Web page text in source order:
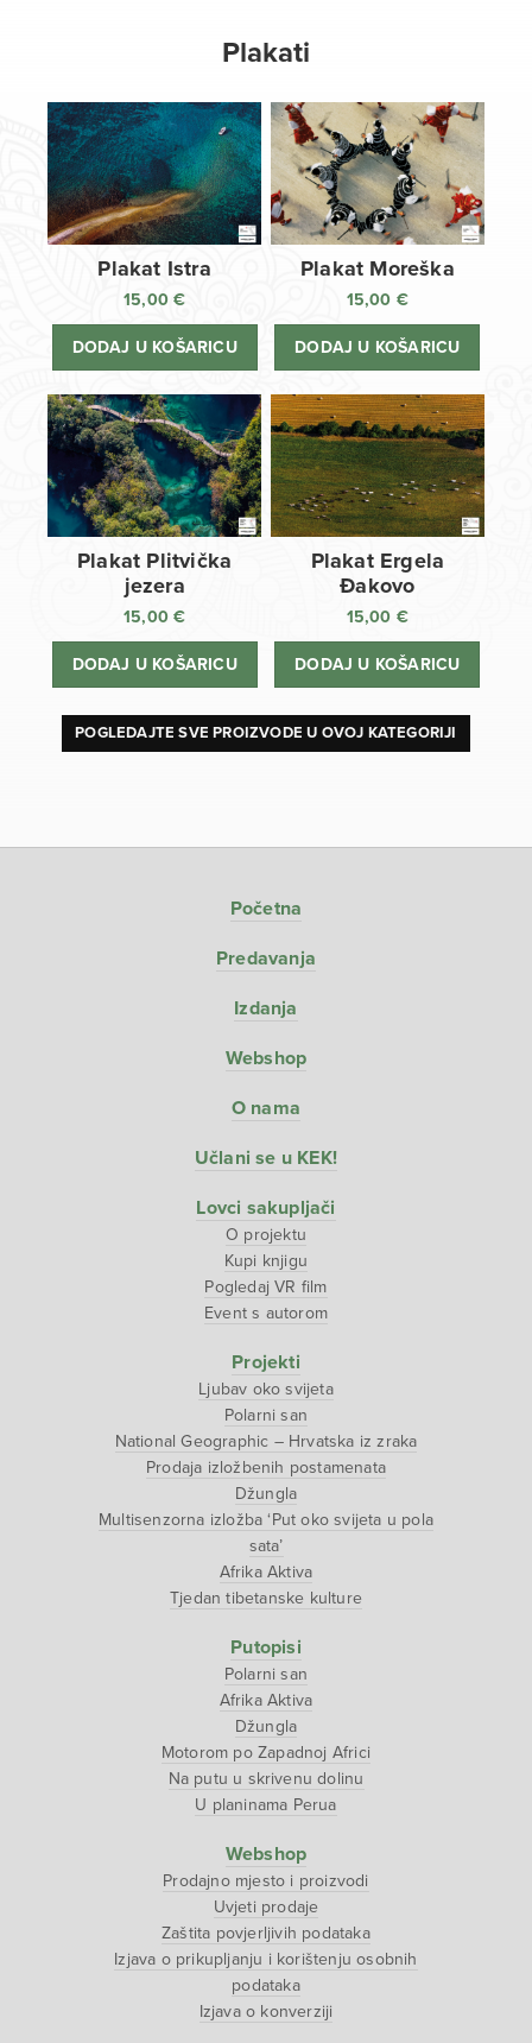
Plakati
Plakat Istra
15,00€
DODAJ U KOŠARICU
Plakat Moreška
15,00 €
DODAJ U KOŠARICU
Plakat Plitvička
jezera
15,00€
DODAJ U KOŠARICU
Plakat Ergela
Đakovo
15,00 €
DODAJ U KOŠARICU
POGLEDAJTE SVE PROIZVODE U OVOJ KATEGORIJI
Početna
Predavanja
Izdanja
Webshop
O nama
Učlani se u KEK!
Lovci sakupljači
O projektu
Kupi knjigu
Pogledaj VR film
Event s autorom
Projekti
Ljubav oko svijeta
Polarni san
National Geographic – Hrvatska iz zraka
Prodaja izložbenih postamenata
Džungla
Multisenzorna izložba ‘Put oko svijeta u pola
sata’
Afrika Aktiva
Tjedan tibetanske kulture
Putopisi
Polarni san
Afrika Aktiva
Džungla
Motorom po Zapadnoj Africi
Na putu u skrivenu dolinu
U planinama Perua
Webshop
Prodajno mjesto i proizvodi
Uvjeti prodaje
Zaštita povjerljivih podataka
Izjava o prikupljanju i korištenju osobnih
podataka
Izjava o konverziji